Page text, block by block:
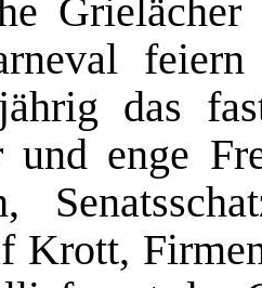
das
enge
Krott,